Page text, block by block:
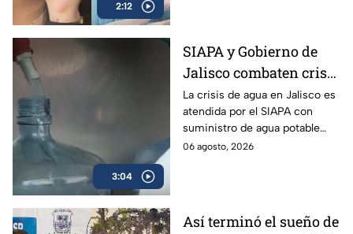
2:12
3:04
SIAPA y Gobierno de
Jalisco combaten crisis
de agua y llevan
suministro potable
gratuito a colonias
afectadas
La crisis de agua en Jalisco es
atendida por el SIAPA con
suministro de agua potable
gratuito, nuevas obras de
06 agosto, 2026
Así terminó el sueño de